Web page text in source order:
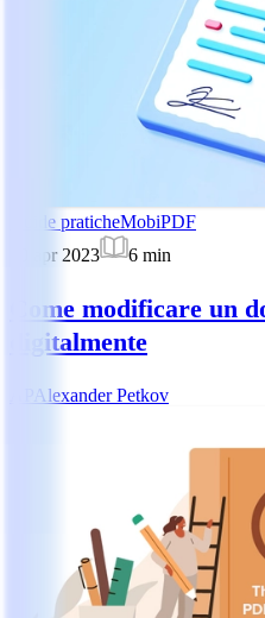
Guide praticheMobiPDF
10 apr 2023
6 min
Come modificare un
digitalmente
Alexander Petkov